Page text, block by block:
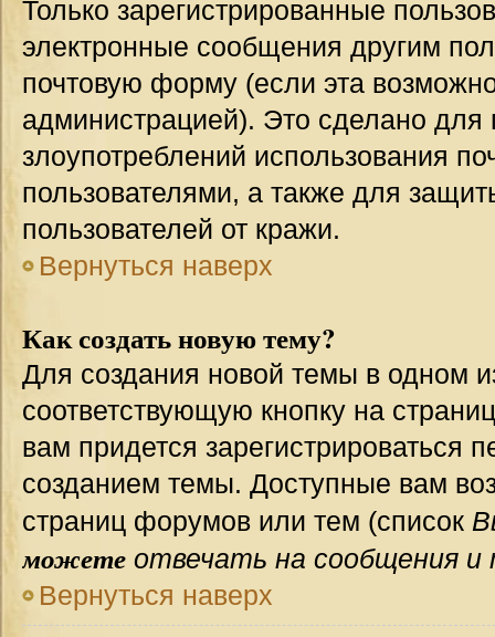
Только зарегистрированные
электронные сообщения другим
почтовую форму (если эта
администрацией). Это сделано для
злоупотреблений использования
пользователями, а также для
пользователей от кражи.
Вернуться наверх
Как создать новую тему?
Для создания новой темы в одном
соответствующую кнопку на
вам придется зарегистрироваться
созданием темы. Доступные вам
страниц форумов или тем (список
можете отвечать на сообщения и
Вернуться наверх